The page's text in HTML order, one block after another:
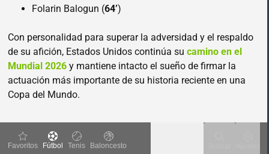
Folarin Balogun (64’)
Con personalidad para superar la adversidad y el respaldo
de su afición, Estados Unidos continúa su camino en el
Mundial 2026 y mantiene intacto el sueño de firmar la
actuación más importante de su historia reciente en una
Copa del Mundo.